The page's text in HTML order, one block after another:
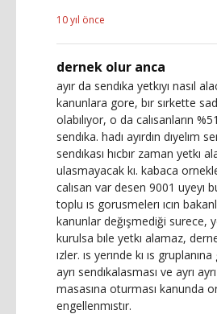
10 yıl önce
dernek olur anca
ayır da sendıka yetkıyı nasıl
kanunlara gore, bır sırkette
olabılıyor, o da calısanların
sendıka. hadı ayırdın dıyelım
sendıkası hıcbır zaman yetkı
ulasmayacak kı. kabaca
calısan var desen 9001 uyeyı
toplu ıs gorusmelerı ıcın
kanunlar değışmediği surece,
kurulsa bıle yetkı alamaz,
ızler. ıs yerınde kı ıs
ayrı sendıkalasması ve ayrı
masasına oturması kanunda
engellenmıstır.